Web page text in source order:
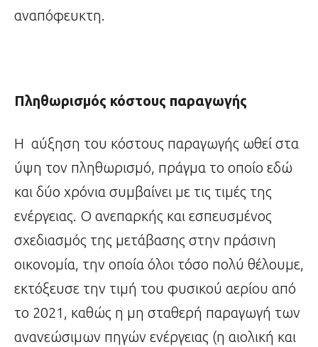
αναπόφευκτη.
Πληθωρισμός κόστους παραγωγής
Η αύξηση του κόστους παραγωγής ωθεί στα
ύψη τον πληθωρισμό, πράγμα το οποίο εδώ
και δύο χρόνια συμβαίνει με τις τιμές της
ενέργειας. Ο ανεπαρκής και εσπευσμένος
σχεδιασμός της μετάβασης στην πράσινη
οικονομία, την οποία όλοι τόσο πολύ θέλουμε,
εκτόξευσε την τιμή του φυσικού αερίου από
το 2021, καθώς η μη σταθερή παραγωγή των
ανανεώσιμων πηγών ενέργειας (η αιολική και